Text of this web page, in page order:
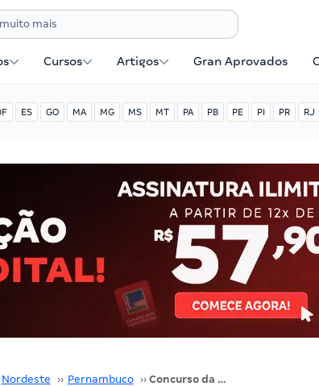
Cursos Artigos Gran Aprovados
ES GO MA MG MS MT PA PB PE PI PR RJ
Nordeste ›› Pernambuco ›› Concurso da Polícia Civil de Pernambuco exigirá apenas nível superior em direito! R$ 12 mil!